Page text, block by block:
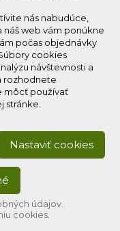
nás nabudúce,
náš web vám ponúkne
počas objednávky
cookies
návštevnosti a
rozhodnete
môcť používať
stránke.
Nastaviť cookies
údajov.
cookies.